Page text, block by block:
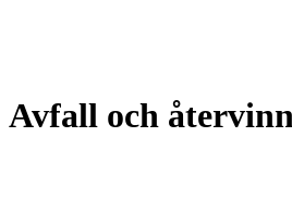
Avfall och